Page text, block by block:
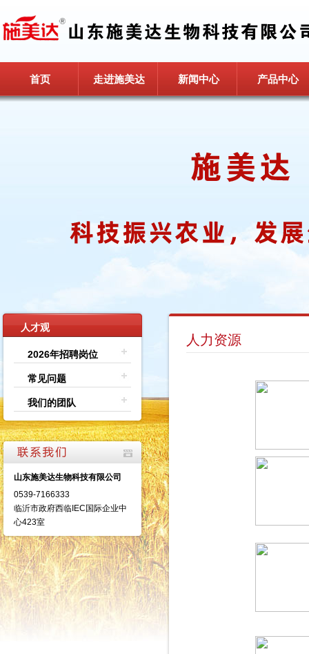
首页 走进施美达 新闻中心 产品中心
人才观
2026年招聘岗位
常见问题
我们的团队
山东施美达生物科技有限公司
0539-7166333
临沂市政府西临IEC国际企业中
心423室
人力资源